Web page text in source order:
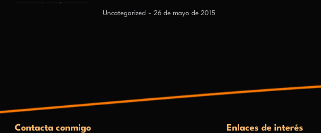
Uncategorized 26 de mayo de 2015
Contacta conmigo Enlaces de interés